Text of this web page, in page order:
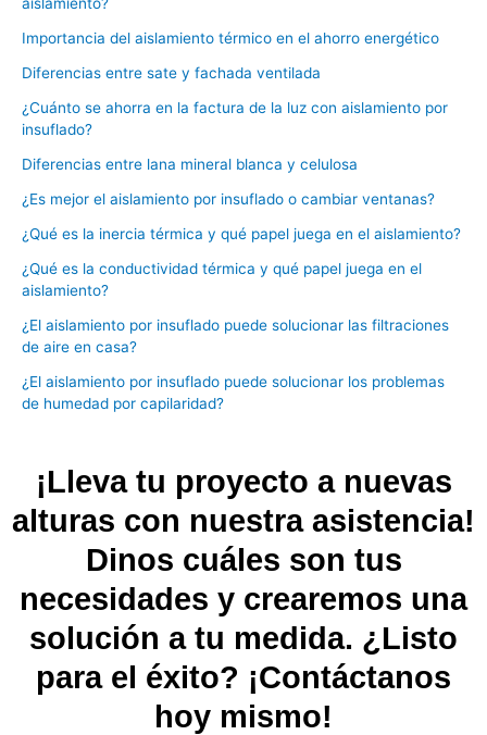
Importancia del aislamiento térmico en el ahorro energético
Diferencias entre sate y fachada ventilada
¿Cuánto se ahorra en la factura de la luz con aislamiento por
insuflado?
Diferencias entre lana mineral blanca y celulosa
¿Es mejor el aislamiento por insuflado o cambiar ventanas?
¿Qué es la inercia térmica y qué papel juega en el aislamiento?
¿Qué es la conductividad térmica y qué papel juega en el
aislamiento?
¿El aislamiento por insuflado puede solucionar las filtraciones
de aire en casa?
¿El aislamiento por insuflado puede solucionar los problemas
de humedad por capilaridad?
¡Lleva tu proyecto a nuevas
alturas con nuestra asistencia!
Dinos cuáles son tus
necesidades y crearemos una
solución a tu medida. ¿Listo
para el éxito? ¡Contáctanos
hoy mismo!